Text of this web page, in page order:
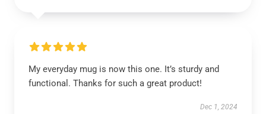
My everyday mug is now this one. It’s sturdy and
functional. Thanks for such a great product!
Dec 1, 2024